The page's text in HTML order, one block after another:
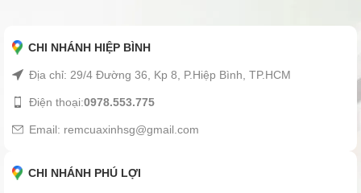
CHI NHÁNH HIỆP BÌNH
Địa chỉ: 29/4 Đường 36, Kp 8, P.Hiệp Bình, TP.HCM
Điện thoại:0978.553.775
Email: remcuaxinhsg@gmail.com
CHI NHÁNH PHÚ LỢI